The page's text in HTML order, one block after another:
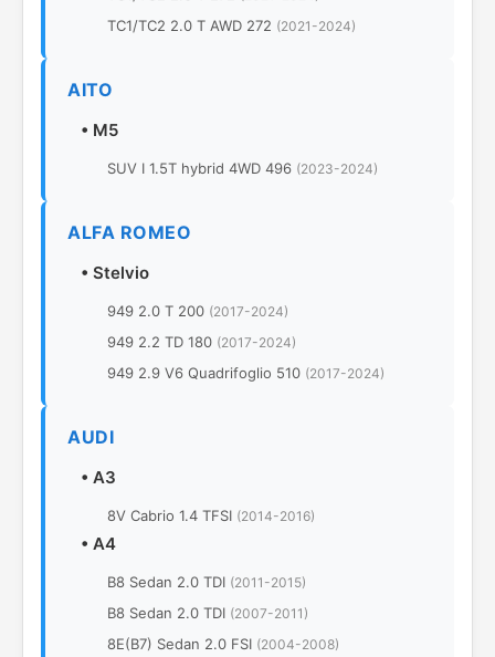
TC1/TC2 2.0 T AWD 272 (2021-2024)
AITO
• M5
SUV I 1.5T hybrid 4WD 496 (2023-2024)
ALFA ROMEO
• Stelvio
949 2.0 T 200 (2017-2024)
949 2.2 TD 180 (2017-2024)
949 2.9 V6 Quadrifoglio 510 (2017-2024)
AUDI
• A3
8V Cabrio 1.4 TFSI (2014-2016)
• A4
B8 Sedan 2.0 TDI (2011-2015)
B8 Sedan 2.0 TDI (2007-2011)
8E(B7) Sedan 2.0 FSI (2004-2008)